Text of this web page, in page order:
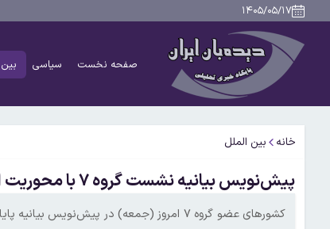
۱۴۰۵/۰۵/۱۷
صفحه نخست سیاسی
خانه بین الملل
پیش‌نویس بیانیه نشست گروه ۷ با محوریت ایران، غزه، سوریه و اوکراین
کشورهای عضو گروه ۷ امروز (جمعه) در